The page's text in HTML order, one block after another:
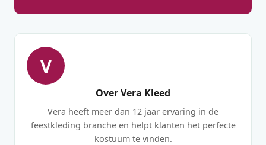
V
Over Vera Kleed
Vera heeft meer dan 12 jaar ervaring in de
feestkleding branche en helpt klanten het perfecte
kostuum te vinden.